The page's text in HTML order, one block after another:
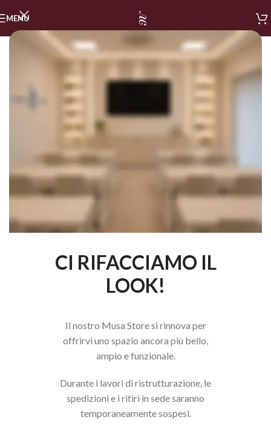
CI RIFACCIAMO IL
LOOK!
Il nostro Musa Store si rinnova per
offrirvi uno spazio ancora più bello,
ampio e funzionale.
Durante i lavori di ristrutturazione, le
spedizioni e i ritiri in sede saranno
temporaneamente sospesi.
MENU